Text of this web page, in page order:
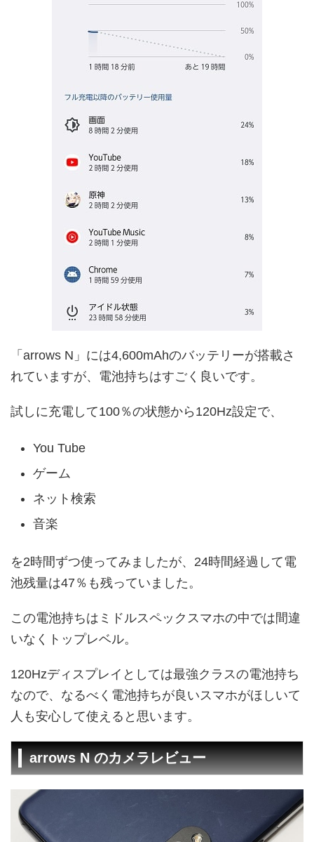
「arrows N」には4,600mAhのバッテリーが搭載さ
れていますが、電池持ちはすごく良いです。
試しに充電して100％の状態から120Hz設定で、
You Tube
ゲーム
ネット検索
音楽
を2時間ずつ使ってみましたが、24時間経過して電
池残量は47％も残っていました。
この電池持ちはミドルスペックスマホの中では間違
いなくトップレベル。
120Hzディスプレイとしては最強クラスの電池持ち
なので、なるべく電池持ちが良いスマホがほしいて
人も安心して使えると思います。
arrows N のカメラレビュー